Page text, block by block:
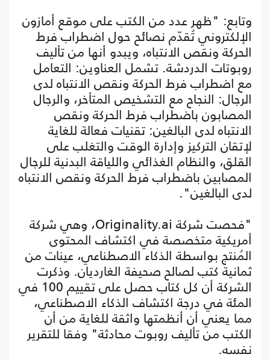
وتابع: "ظهر عدد من الكتب على موقع أمازون
الإلكتروني تُقدّم نصائح حول اضطراب فرط
الحركة ونقص الانتباه، ويبدو أنها من تأليف
روبوتات الدردشة. تشمل العناوين: التعامل
مع اضطراب فرط الحركة ونقص الانتباه لدى
الرجال: النجاح مع التشخيص المتأخر، والرجال
المصابون باضطراب فرط الحركة ونقص
الانتباه لدى البالغين: تقنيات فعالة للغاية
لإتقان التركيز وإدارة الوقت والتغلب على
القلق، والنظام الغذائي واللياقة البدنية للرجال
المصابين باضطراب فرط الحركة ونقص الانتباه
لدى البالغين".
"فحصت شركة Originality.ai، وهي شركة
أمريكية متخصصة في اكتشاف المحتوى
المُنتج بواسطة الذكاء الاصطناعي، عينات من
ثمانية كتب لصالح صحيفة الغارديان. وذكرت
الشركة أن كل كتاب حصل على تقييم 100 في
المئة في درجة اكتشاف الذكاء الاصطناعي،
مما يعني أن أنظمتها واثقة للغاية من أن
الكتب من تأليف روبوت محادثة" وفقا للتقرير
نفسه.